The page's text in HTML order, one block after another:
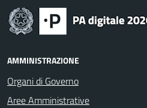
AMMINISTRAZIONE
Organi di Governo
Aree Amministrative